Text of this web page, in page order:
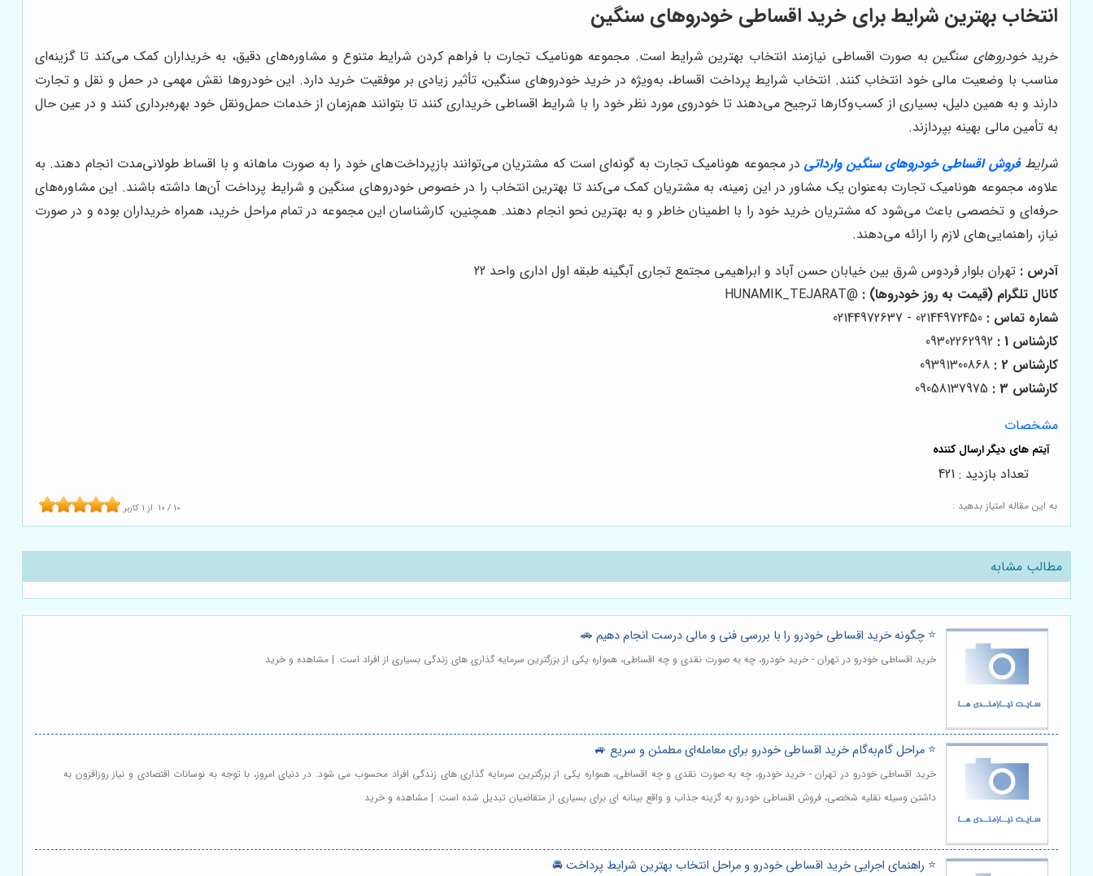
انتخاب بهترین شرایط برای خرید اقساطی خودروهای سنگین
خریدخودروهای سنگینبه صورت اقساطی نیازمند انتخاب بهترین شرایط است. مجموعه هونامیک تجارت با فراهم کردن شرایط متنوع و مشاوره‌های دقیق، به خریداران کمک می‌کند تا گزینه‌ای
مناسب با وضعیت مالی خود انتخاب کنند. انتخاب شرایط پرداخت اقساط، به‌ویژه در خرید خودروهای سنگین، تأثیر زیادی بر موفقیت خرید دارد. این خودروها نقش مهمی در حمل و نقل و تجارت
دارند و به همین دلیل، بسیاری از کسب‌وکارها ترجیح می‌دهند تا خودروی مورد نظر خود را با شرایط اقساطی خریداری کنند تا بتوانند هم‌زمان از خدمات حمل‌ونقل خود بهره‌برداری کنند و در عین حال
به تأمین مالی بهینه بپردازند.
شرایطفروش اقساطی خودروهای سنگین وارداتیدر مجموعه هونامیک تجارت به گونه‌ای است که مشتریان می‌توانند بازپرداخت‌های خود را به صورت ماهانه و با اقساط طولانی‌مدت انجام دهند. به
علاوه، مجموعه هونامیک تجارت به‌عنوان یک مشاور در این زمینه، به مشتریان کمک می‌کند تا بهترین انتخاب را در خصوص خودروهای سنگین و شرایط پرداخت آن‌ها داشته باشند. این مشاوره‌های
حرفه‌ای و تخصصی باعث می‌شود که مشتریان خرید خود را با اطمینان خاطر و به بهترین نحو انجام دهند. همچنین، کارشناسان این مجموعه در تمام مراحل خرید، همراه خریداران بوده و در صورت
نیاز، راهنمایی‌های لازم را ارائه می‌دهند.
آدرس : تهران بلوار فردوس شرق بین خیابان حسن آباد و ابراهیمی مجتمع تجاری آبگینه طبقه اول اداری واحد 22
کانال تلگرام (قیمت به روز خودروها) : @HUNAMIK_TEJARAT
شماره تماس :
کارشناس 1 :
کارشناس 2 :
کارشناس 3 :
مشخصات
به این مقاله امتیاز بدهید : 10 / 10 از 1 کاربر
تعداد بازدید : 421
مطالب مشابه
⭐️ چگونه خرید اقساطی خودرو را با بررسی فنی و مالی درست انجام دهیم 🚗
خرید اقساطی خودرو در تهران - خرید خودرو، چه به صورت نقدی و چه اقساطی، همواره یکی از بزرگترین سرمایه گذاری های زندگی بسیاری از افراد است. | مشاهده و خرید
⭐️ مراحل گام‌به‌گام خرید اقساطی خودرو برای معامله‌ای مطمئن و سریع 🚙
خرید اقساطی خودرو در تهران - خرید خودرو، چه به صورت نقدی و چه اقساطی، همواره یکی از بزرگترین سرمایه گذاری های زندگی افراد محسوب می شود. در دنیای امروز، با توجه به نوسانات اقتصادی و نیاز روزافزون به
داشتن وسیله نقلیه شخصی، فروش اقساطی خودرو به گزینه جذاب و واقع بینانه ای برای بسیاری از متقاضیان تبدیل شده است. | مشاهده و خرید
⭐️ راهنمای اجرایی خرید اقساطی خودرو و مراحل انتخاب بهترین شرایط پرداخت 🚘